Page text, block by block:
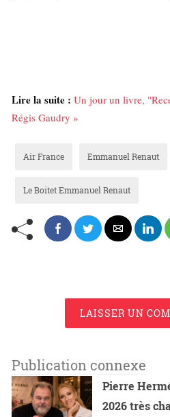
Lire la suite : Un jour un livre,
Régis Gaudry »
Air France Emmanuel Renaut
Le Boitet Emmanuel Renaut
LAISSER UN
Publication connexe
Pierre
2026 très